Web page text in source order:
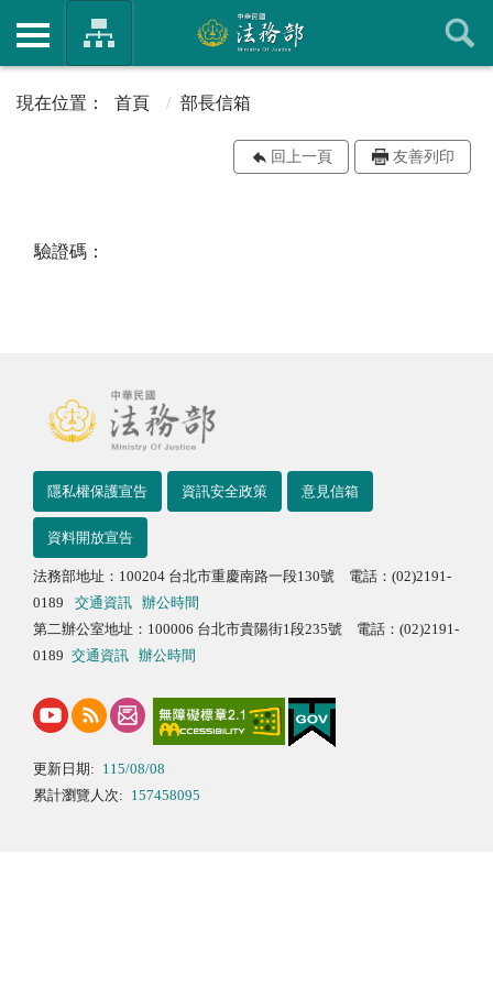
首頁 部長信箱
回上一頁 友善列印
驗證碼：
隱私權保護宣告 資訊安全政策 意見信箱
資料開放宣告
法務部地址：100204 台北市重慶南路一段130號 電話：(02)2191-
0189
交通資訊
辦公時間
第二辦公室地址：100006 台北市貴陽街1段235號 電話：(02)2191-
0189 交通資訊 辦公時間
更新日期: 115/08/08
累計瀏覽人次: 157458095